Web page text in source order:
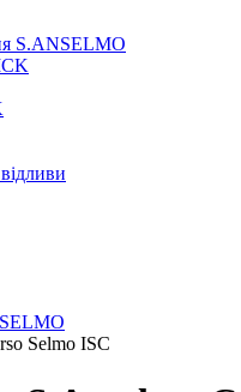
S.ANSELMO
Selmo ISC